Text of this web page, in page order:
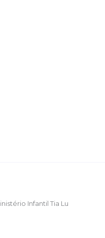
Infantil Tia Lu